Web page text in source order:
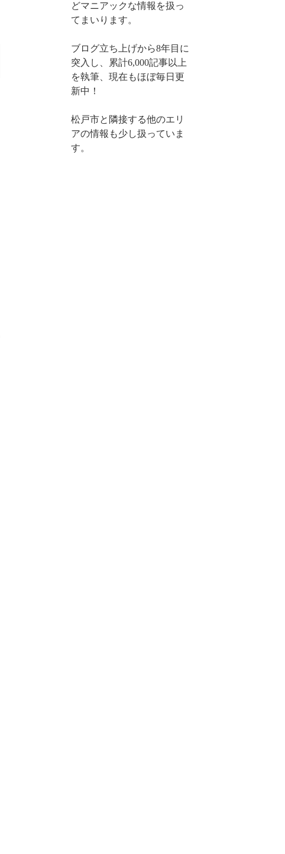
どマニアックな情報を扱っ
てまいります。
ブログ立ち上げから8年目に
突入し、累計6,000記事以上
を執筆、現在もほぼ毎日更
新中！
松戸市と隣接する他のエリ
アの情報も少し扱っていま
す。